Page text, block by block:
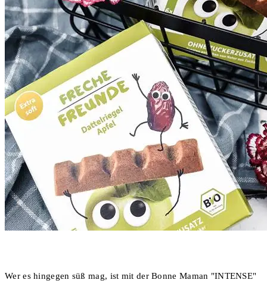
Wer es hingegen süß mag, ist mit der Bonne Maman "INTENSE"